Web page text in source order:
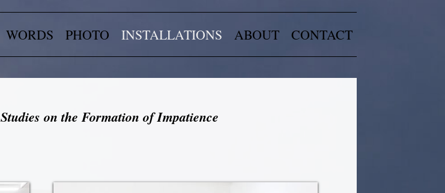
WORDS PHOTO INSTALLATIONS ABOUT CONTACT
Studies on the Formation of Impatience